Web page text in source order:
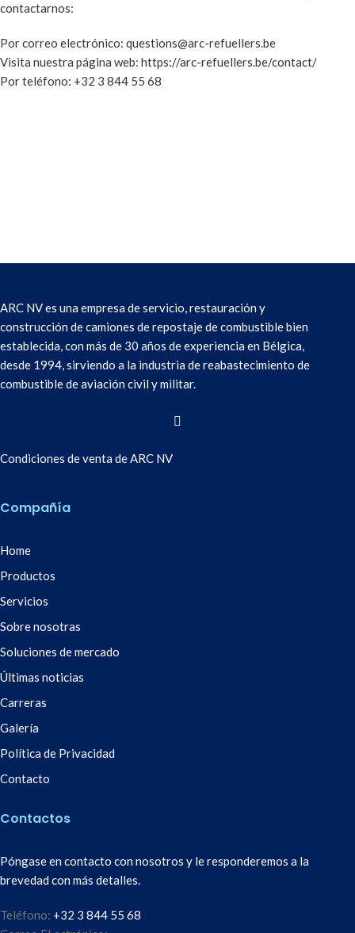
contactarnos:
Por correo electrónico: questions@arc-refuellers.be
Visita nuestra página web: https://arc-refuellers.be/contact/
Por teléfono: +32 3 844 55 68
ARC NV es una empresa de servicio, restauración y
construcción de camiones de repostaje de combustible bien
establecida, con más de 30 años de experiencia en Bélgica,
desde 1994, sirviendo a la industria de reabastecimiento de
combustible de aviación civil y militar.
Condiciones de venta de ARC NV
Compañía
Home
Productos
Servicios
Sobre nosotras
Soluciones de mercado
Últimas noticias
Carreras
Galería
Política de Privacidad
Contacto
Contactos
Póngase en contacto con nosotros y le responderemos a la
brevedad con más detalles.
Teléfono: +32 3 844 55 68